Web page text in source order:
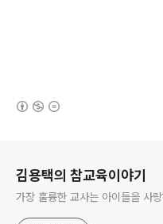
김용택의 참교육이야기
가장 훌륭한 교사는 아이들을 사